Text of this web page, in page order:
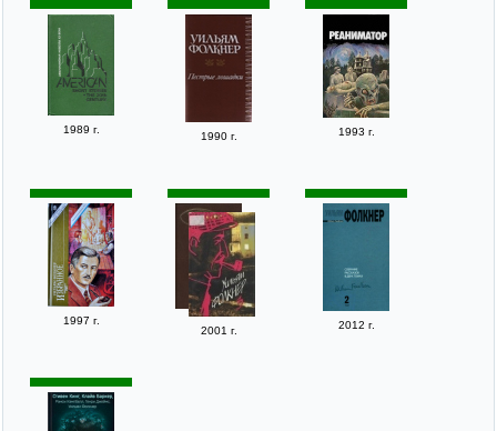
1989 г.
1990 г. 1993 г.
1997 г.
2001 г.
2012 г.